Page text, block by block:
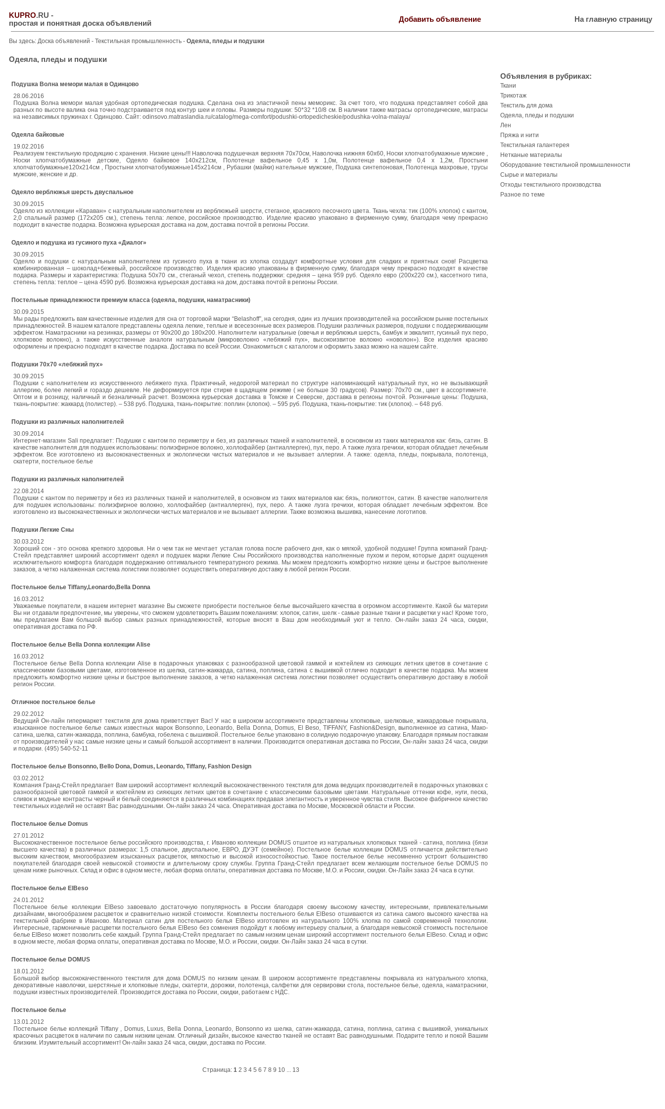
KUPRO.RU -
простая и понятная доска объявлений
Добавить объявление На главную страницу
Вы здесь: Доска объявлений - Текстильная промышленность - Одеяла, пледы и подушки
Одеяла, пледы и подушки
Подушка Волна мемори малая в Одинцово
28.06.2016
Подушка Волна мемори малая удобная ортопедическая подушка. Сделана она из эластичной пены меморикс. За счет того, что подушка представляет собой два
разных по высоте валика она точно подстраивается под контур шеи и головы. Размеры подушки: 50*32 *10/8 см. В наличии также матрасы ортопедические, матрасы
на независимых пружинах г. Одинцово. Сайт: odinsovo.matraslandia.ru/catalog/mega-comfort/podushki-ortopedicheskie/podushka-volna-malaya/
Одеяла байковые
19.02.2016
Реализуем текстильную продукцию с хранения. Низкие цены!!! Наволочка подушечная верхняя 70х70см, Наволочка нижняя 60х60, Носки хлопчатобумажные мужские ,
Носки хлопчатобумажные детские, Одеяло байковое 140х212см, Полотенце вафельное 0,45 х 1,0м, Полотенце вафельное 0,4 х 1,2м, Простыни
хлопчатобумажные120х214см , Простыни хлопчатобумажные145х214см , Рубашки (майки) нательные мужские, Подушка синтепоновая, Полотенца махровые, трусы
мужские, женские и др.
Одеяло верблюжья шерсть двуспальное
30.09.2015
Одеяло из коллекции «Караван» с натуральным наполнителем из верблюжьей шерсти, стеганое, красивого песочного цвета. Ткань чехла: тик (100% хлопок) с кантом,
2,0 спальный размер (172х205 см.), степень тепла: легкое, российское производство. Изделие красиво упаковано в фирменную сумку, благодаря чему прекрасно
подходит в качестве подарка. Возможна курьерская доставка на дом, доставка почтой в регионы России.
Одеяло и подушка из гусиного пуха «Диалог»
30.09.2015
Одеяло и подушки с натуральным наполнителем из гусиного пуха в ткани из хлопка создадут комфортные условия для сладких и приятных снов! Расцветка
комбинированная – шоколад+бежевый, российское производство. Изделия красиво упакованы в фирменную сумку, благодаря чему прекрасно подходят в качестве
подарка. Размеры и характеристика: Подушка 50х70 см., стеганый чехол, степень поддержки: средняя – цена 959 руб. Одеяло евро (200х220 см.), кассетного типа,
степень тепла: теплое – цена 4590 руб. Возможна курьерская доставка на дом, доставка почтой в регионы России.
Постельные принадлежности премиум класса (одеяла, подушки, наматрасники)
30.09.2015
Мы рады предложить вам качественные изделия для сна от торговой марки “Belashoff”, на сегодня, один из лучших производителей на российском рынке постельных
принадлежностей. В нашем каталоге представлены одеяла легкие, теплые и всесезонные всех размеров. Подушки различных размеров, подушки с поддерживающим
эффектом. Наматрасники на резинках, размеры от 90х200 до 180х200. Наполнители натуральные (овечья и верблюжья шерсть, бамбук и эвкалипт, гусиный пух перо,
хлопковое волокно), а также искусственные аналоги натуральным (микроволокно «лебяжий пух», высокоизвитое волокно «новолон»). Все изделия красиво
оформлены и прекрасно подходят в качестве подарка. Доставка по всей России. Ознакомиться с каталогом и оформить заказ можно на нашем сайте.
Подушки 70х70 «лебяжий пух»
30.09.2015
Подушки с наполнителем из искусственного лебяжего пуха. Практичный, недорогой материал по структуре напоминающий натуральный пух, но не вызывающий
аллергию, более легкий и гораздо дешевле. Не деформируется при стирке в щадящем режиме ( не больше 30 градусов). Размер: 70х70 см., цвет в ассортименте.
Оптом и в розницу, наличный и безналичный расчет. Возможна курьерская доставка в Томске и Северске, доставка в регионы почтой. Розничные цены: Подушка,
ткань-покрытие: жаккард (полистер). – 538 руб. Подушка, ткань-покрытие: поплин (хлопок). – 595 руб. Подушка, ткань-покрытие: тик (хлопок). – 648 руб.
Подушки из различных наполнителей
30.09.2014
Интернет-магазин Sali предлагает: Подушки с кантом по периметру и без, из различных тканей и наполнителей, в основном из таких материалов как: бязь, сатин. В
качестве наполнителя для подушек использованы: полиэфирное волокно, холлофайбер (антиаллерген), пух, перо. А также лузга гречихи, которая обладает лечебным
эффектом. Все изготовлено из высококачественных и экологически чистых материалов и не вызывает аллергии. А также: одеяла, пледы, покрывала, полотенца,
скатерти, постельное белье
Подушки из различных наполнителей
22.08.2014
Подушки с кантом по периметру и без из различных тканей и наполнителей, в основном из таких материалов как: бязь, поликоттон, сатин. В качестве наполнителя
для подушек использованы: полиэфирное волокно, холлофайбер (антиаллерген), пух, перо. А также лузга гречихи, которая обладает лечебным эффектом. Все
изготовлено из высококачественных и экологически чистых материалов и не вызывает аллергии. Также возможна вышивка, нанесение логотипов.
Подушки Легкие Сны
30.03.2012
Хороший сон - это основа крепкого здоровья. Ни о чем так не мечтает усталая голова после рабочего дня, как о мягкой, удобной подушке! Группа компаний Гранд-
Стейл представляет широкий ассортимент одеял и подушек марки Легкие Сны Российского производства наполненные пухом и пером, которые дарят ощущения
исключительного комфорта благодаря поддержанию оптимального температурного режима. Мы можем предложить комфортно низкие цены и быстрое выполнение
заказов, а четко налаженная система логистики позволяет осуществить оперативную доставку в любой регион России.
Постельное белье Tiffany,Leonardo,Bella Donna
16.03.2012
Уважаемые покупатели, в нашем интернет магазине Вы сможете приобрести постельное белье высочайшего качества в огромном ассортименте. Какой бы материи
Вы ни отдавали предпочтение, мы уверены, что сможем удовлетворить Вашим пожеланиям: хлопок, сатин, шелк - самые разные ткани и расцветки у нас! Кроме того,
мы предлагаем Вам большой выбор самых разных принадлежностей, которые вносят в Ваш дом необходимый уют и тепло. Он-лайн заказ 24 часа, скидки,
оперативная доставка по РФ.
Постельное белье Bella Donna коллекции Alise
16.03.2012
Постельное белье Bella Donna коллекции Alise в подарочных упаковках с разнообразной цветовой гаммой и коктейлем из сияющих летних цветов в сочетание с
классическими базовыми цветами, изготовленное из шелка, сатин-жаккарда, сатина, поплина, сатина с вышивкой отлично подходит в качестве подарка. Мы можем
предложить комфортно низкие цены и быстрое выполнение заказов, а четко налаженная система логистики позволяет осуществить оперативную доставку в любой
регион России.
Отличное постельное белье
29.02.2012
Ведущий Он-лайн гипермаркет текстиля для дома приветствует Вас! У нас в широком ассортименте представлены хлопковые, шелковые, жаккардовые покрывала,
изысканное постельное белье самых известных марок Bonsonno, Leonardo, Bella Donna, Domus, El Beso, TIFFANY, Fashion&Design, выполненное из сатина, Мако-
сатина, шелка, сатин-жаккарда, поплина, бамбука, гобелена с вышивкой. Постельное белье упаковано в солидную подарочную упаковку. Благодаря прямым поставкам
от производителей у нас самые низкие цены и самый большой ассортимент в наличии. Производится оперативная доставка по России, Он-лайн заказ 24 часа, скидки
и подарки. (495) 540-52-11
Постельное белье Bonsonno, Bello Dona, Domus, Leonardo, Tiffany, Fashion Design
03.02.2012
Компания Гранд-Стейл предлагает Вам широкий ассортимент коллекций высококачественного текстиля для дома ведущих производителей в подарочных упаковках с
разнообразной цветовой гаммой и коктейлем из сияющих летних цветов в сочетание с классическими базовыми цветами. Натуральные оттенки кофе, нуги, песка,
сливок и модные контрасты черный и белый соединяются в различных комбинациях предавая элегантность и уверенное чувства стиля. Высокое фабричное качество
текстильных изделий не оставят Вас равнодушными. Он-лайн заказ 24 часа. Оперативная доставка по Москве, Московской области и России.
Постельное белье Domus
27.01.2012
Высококачественное постельное белье российского производства, г. Иваново коллекции DOMUS отшитое из натуральных хлопковых тканей - сатина, поплина (бязи
высшего качества) в различных размерах: 1,5 спальное, двуспальное, ЕВРО, ДУЭТ (семейное). Постельное белье коллекции DOMUS отличается действительно
высоким качеством, многообразием изысканных расцветок, мягкостью и высокой износостойкостью. Такое постельное белье несомненно устроит большинство
покупателей благодаря своей невысокой стоимости и длительному сроку службы. Группа Гранд-Стейл предлагает всем желающим постельное белье DOMUS по
ценам ниже рыночных. Склад и офис в одном месте, любая форма оплаты, оперативная доставка по Москве, М.О. и России, скидки. Он-Лайн заказ 24 часа в сутки.
Постельное белье ElBeso
24.01.2012
Постельное белье коллекции ElBeso завоевало достаточную популярность в России благодаря своему высокому качеству, интересными, привлекательными
дизайнами, многообразием расцветок и сравнительно низкой стоимости. Комплекты постельного белья ElBeso отшиваются из сатина самого высокого качества на
текстильной фабрике в Иваново. Материал сатин для постельного белья ElBeso изготовлен из натурального 100% хлопка по самой современной технологии.
Интересные, гармоничные расцветки постельного белья ElBeso без сомнения подойдут к любому интерьеру спальни, а благодаря невысокой стоимость постельное
белье ElBeso может позволить себе каждый. Группа Гранд-Стейл предлагает по самым низким ценам широкий ассортимент постельного белья ElBeso. Склад и офис
в одном месте, любая форма оплаты, оперативная доставка по Москве, М.О. и России, скидки. Он-Лайн заказ 24 часа в сутки.
Постельное белье DOMUS
18.01.2012
Большой выбор высококачественного текстиля для дома DOMUS по низким ценам. В широком ассортименте представлены покрывала из натурального хлопка,
декоративные наволочки, шерстяные и хлопковые пледы, скатерти, дорожки, полотенца, салфетки для сервировки стола, постельное белье, одеяла, наматрасники,
подушки известных производителей. Производится доставка по России, скидки, работаем с НДС.
Постельное белье
13.01.2012
Постельное белье коллекций Tiffany , Domus, Luxus, Bella Donna, Leonardo, Bonsonno из шелка, сатин-жаккарда, сатина, поплина, сатина с вышивкой, уникальных
красочных расцветок в наличии по самым низким ценам. Отличный дизайн, высокое качество тканей не оставят Вас равнодушными. Подарите тепло и покой Вашим
близким. Изумительный ассортимент! Он-лайн заказ 24 часа, скидки, доставка по России.
Страница: 1 2 3 4 5 6 7 8 9 10... 13
Объявления в рубриках:
Ткани
Трикотаж
Текстиль для дома
Одеяла, пледы и подушки
Лен
Пряжа и нити
Текстильная галантерея
Нетканые материалы
Оборудование текстильной промышленности
Сырье и материалы
Отходы текстильного производства
Разное по теме